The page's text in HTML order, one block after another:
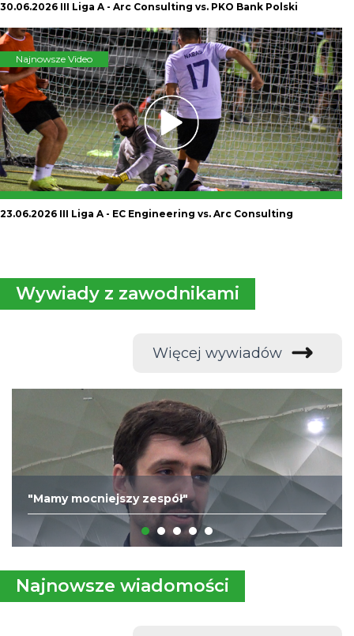
30.06.2026 III Liga A - Arc Consulting vs. PKO Bank Polski
Najnowsze Video
23.06.2026 III Liga A - EC Engineering vs. Arc Consulting
Wywiady z zawodnikami
Więcej wywiadów
"Mamy mocniejszy zespół"
Najnowsze wiadomości